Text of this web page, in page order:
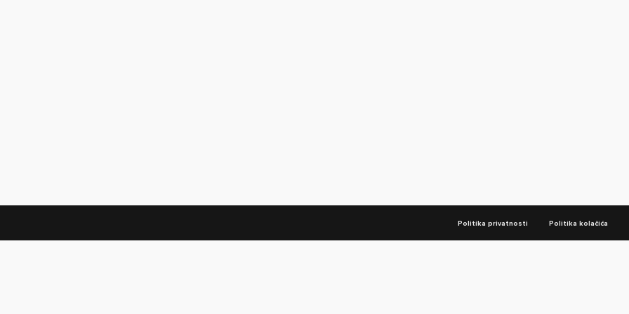
Politika privatnosti Politika kolačića